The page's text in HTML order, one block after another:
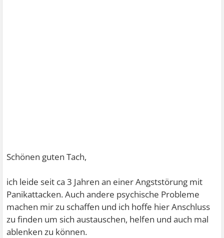
Schönen guten Tach,
ich leide seit ca 3 Jahren an einer Angststörung mit
Panikattacken. Auch andere psychische Probleme
machen mir zu schaffen und ich hoffe hier Anschluss
zu finden um sich austauschen, helfen und auch mal
ablenken zu können.